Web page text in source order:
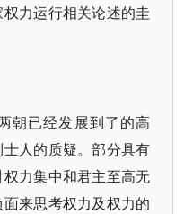
力运行相关论述的圭
朝已经发展到了的高
人的质疑。部分具有
力集中和君主至高无
来思考权力及权力的